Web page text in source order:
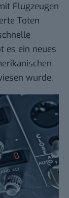
Flugzeugen
Toten
es ein neues
wurde.